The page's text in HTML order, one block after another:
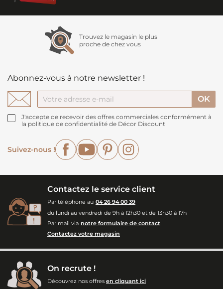
Trouvez le magasin le plus
proche de chez vous
Abonnez-vous à notre newsletter !
J'accepte de recevoir des offres commerciales conformément à
la politique de confidentialité de Décor Discount
Suivez-nous !
FacebookYouTubePinterest
Contactez le service client
Par téléphone au 04 26 94 00 39
du lundi au vendredi de 9h à 12h30 et de 13h30 à 17h
Par mail via notre formulaire de contact
Contactez votre magasin
On recrute !
Découvrez nos offres en cliquant ici